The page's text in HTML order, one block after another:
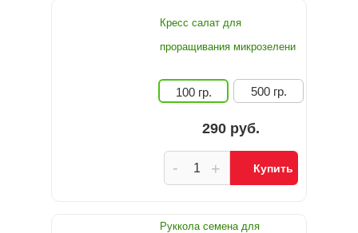
Кресс салат для
проращивания микрозелени
100 гр. 500 гр.
290 руб.
+
- Купить
Руккола семена для